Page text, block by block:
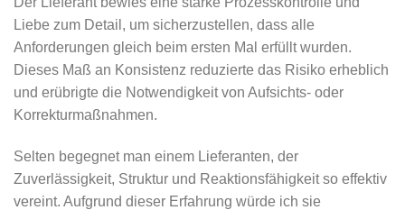
Liebe zum Detail, um sicherzustellen, dass alle
Anforderungen gleich beim ersten Mal erfüllt wurden.
Dieses Maß an Konsistenz reduzierte das Risiko erheblich
und erübrigte die Notwendigkeit von Aufsichts- oder
Korrekturmaßnahmen.
Selten begegnet man einem Lieferanten, der
Zuverlässigkeit, Struktur und Reaktionsfähigkeit so effektiv
vereint. Aufgrund dieser Erfahrung würde ich sie